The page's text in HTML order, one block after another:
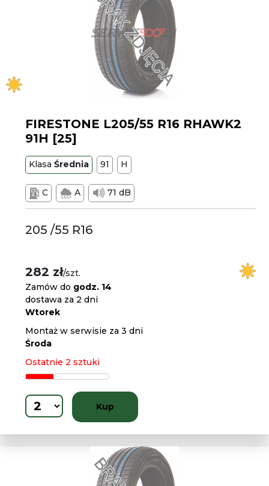
FIRESTONE L205/55 R16 RHAWK2
91H [25]
KlasaŚrednia 91 H
C A 71 dB
205 /55 R16
282 zł/szt.
Zamów do godz. 14
dostawa za 2 dni
Wtorek
Montaż w serwisie za 3 dni
Środa
Ostatnie 2 sztuki
Kup